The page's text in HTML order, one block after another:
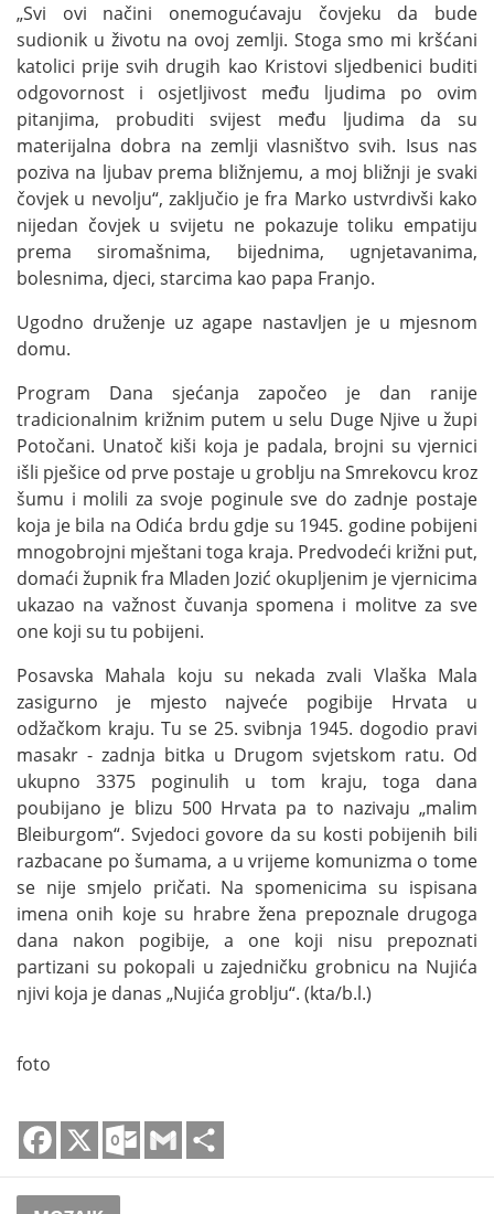
„Svi ovi načini onemogućavaju čovjeku da bude
sudionik u životu na ovoj zemlji. Stoga smo mi kršćani
katolici prije svih drugih kao Kristovi sljedbenici buditi
odgovornost i osjetljivost među ljudima po ovim
pitanjima, probuditi svijest među ljudima da su
materijalna dobra na zemlji vlasništvo svih. Isus nas
poziva na ljubav prema bližnjemu, a moj bližnji je svaki
čovjek u nevolju“, zaključio je fra Marko ustvrdivši kako
nijedan čovjek u svijetu ne pokazuje toliku empatiju
prema siromašnima, bijednima, ugnjetavanima,
bolesnima, djeci, starcima kao papa Franjo.
Ugodno druženje uz agape nastavljen je u mjesnom
domu.
Program Dana sjećanja započeo je dan ranije
tradicionalnim križnim putem u selu Duge Njive u župi
Potočani. Unatoč kiši koja je padala, brojni su vjernici
išli pješice od prve postaje u groblju na Smrekovcu kroz
šumu i molili za svoje poginule sve do zadnje postaje
koja je bila na Odića brdu gdje su 1945. godine pobijeni
mnogobrojni mještani toga kraja. Predvodeći križni put,
domaći župnik fra Mladen Jozić okupljenim je vjernicima
ukazao na važnost čuvanja spomena i molitve za sve
one koji su tu pobijeni.
Posavska Mahala koju su nekada zvali Vlaška Mala
zasigurno je mjesto najveće pogibije Hrvata u
odžačkom kraju. Tu se 25. svibnja 1945. dogodio pravi
masakr - zadnja bitka u Drugom svjetskom ratu. Od
ukupno 3375 poginulih u tom kraju, toga dana
poubijano je blizu 500 Hrvata pa to nazivaju „malim
Bleiburgom“. Svjedoci govore da su kosti pobijenih bili
razbacane po šumama, a u vrijeme komunizma o tome
se nije smjelo pričati. Na spomenicima su ispisana
imena onih koje su hrabre žena prepoznale drugoga
dana nakon pogibije, a one koji nisu prepoznati
partizani su pokopali u zajedničku grobnicu na Nujića
njivi koja je danas „Nujića groblju“. (kta/b.l.)
foto
Facebook
X Outlook.com
Gmail